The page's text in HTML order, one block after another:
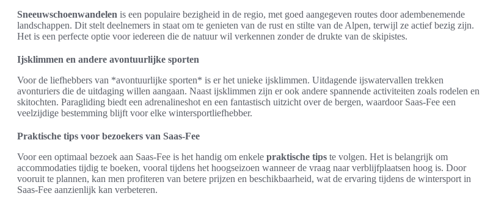
Sneeuwschoenwandelen is een populaire bezigheid in de regio, met goed aangegeven routes door adembenemende
landschappen. Dit stelt deelnemers in staat om te genieten van de rust en stilte van de Alpen, terwijl ze actief bezig zijn.
Het is een perfecte optie voor iedereen die de natuur wil verkennen zonder de drukte van de skipistes.
Ijsklimmen en andere avontuurlijke sporten
Voor de liefhebbers van *avontuurlijke sporten* is er het unieke ijsklimmen. Uitdagende ijswatervallen trekken
avonturiers die de uitdaging willen aangaan. Naast ijsklimmen zijn er ook andere spannende activiteiten zoals rodelen en
skitochten. Paragliding biedt een adrenalineshot en een fantastisch uitzicht over de bergen, waardoor Saas-Fee een
veelzijdige bestemming blijft voor elke wintersportliefhebber.
Praktische tips voor bezoekers van Saas-Fee
Voor een optimaal bezoek aan Saas-Fee is het handig om enkele praktische tips te volgen. Het is belangrijk om
accommodaties tijdig te boeken, vooral tijdens het hoogseizoen wanneer de vraag naar verblijfplaatsen hoog is. Door
vooruit te plannen, kan men profiteren van betere prijzen en beschikbaarheid, wat de ervaring tijdens de wintersport in
Saas-Fee aanzienlijk kan verbeteren.